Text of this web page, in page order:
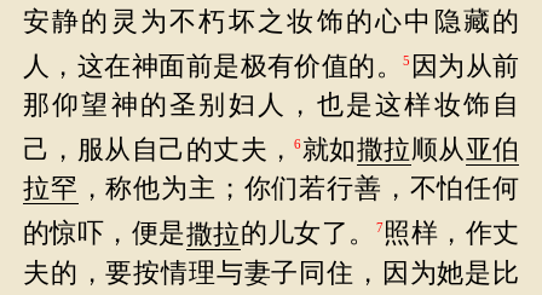
安静的灵为不朽坏之妆饰的心中隐藏的
人，这在神面前是极有价值的。5 因为从前
那仰望神的圣别妇人，也是这样妆饰自
己，服从自己的丈夫，6就如撒拉顺从亚伯
拉罕 ，称他为主；你们若行善，不怕任何
的惊吓，便是撒拉的儿女了。 7照样，作丈
夫的，要按情理与妻子同住，因为她是比